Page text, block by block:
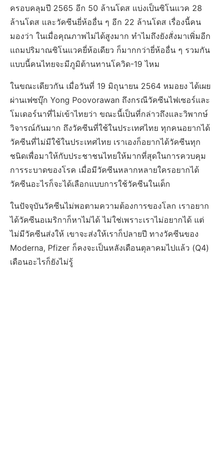
ครอบคลุมปี 2565 อีก 50 ล้านโดส แบ่งเป็นซิโนแวค 28
ล้านโดส และวัคซีนยี่ห้ออื่น ๆ อีก 22 ล้านโดส เรื่องนี้คน
มองว่า ในเมื่อคุณภาพไม่ได้สูงมาก ทำไมถึงยังสั่งมาเพิ่มอีก
แถมปริมาณซิโนแวคยี่ห้อเดียว ก็มากกว่ายี่ห้ออื่น ๆ รวมกัน
แบบนี้คนไทยจะมีภูมิต้านทานโควิด-19 ไหม
ในขณะเดียวกัน เมื่อวันที่ 19 มิถุนายน 2564 หมอยง ได้เผย
ผ่านเฟซบุ๊ก Yong Poovorawan ถึงกรณีวัคซีนไฟเซอร์และ
โมเดอร์นาที่ไม่เข้าไทยว่า ขณะนี้เป็นที่กล่าวถึงและวิพากษ์
วิจารณ์กันมาก ถึงวัคซีนที่ใช้ในประเทศไทย ทุกคนอยากได้
วัคซีนที่ไม่มีใช้ในประเทศไทย เราเองก็อยากได้วัคซีนทุก
ชนิดเพื่อมาให้กับประชาชนไทยให้มากที่สุดในการควบคุม
การระบาดของโรค เมื่อมีวัคซีนหลากหลายใครอยากได้
วัคซีนอะไรก็จะได้เลือกแบบการใช้วัคซีนในเด็ก
ในปัจจุบันวัคซีนไม่พอตามความต้องการของโลก เราอยาก
ได้วัคซีนอเมริกาก็หาไม่ได้ ไม่ใช่เพราะเราไม่อยากได้ แต่
ไม่มีวัคซีนส่งให้ เขาจะส่งให้เราก็ปลายปี ทางวัคซีนของ
Moderna, Pfizer ก็คงจะเป็นหลังเดือนตุลาคมไปแล้ว (Q4)
เดือนอะไรก็ยังไม่รู้